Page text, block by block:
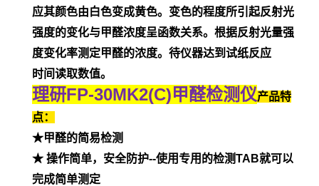
应其颜色由白色变成黄色。变色的程度所引起反射光
强度的变化与甲醛浓度呈函数关系。根据反射光量强
度变化率测定甲醛的浓度。待仪器达到试纸反应
时间读取数值。
理研FP-30MK2(C)甲醛检测仪产品特
点：
★甲醛的简易检测
★ 操作简单，安全防护--使用专用的检测TAB就可以
完成简单测定